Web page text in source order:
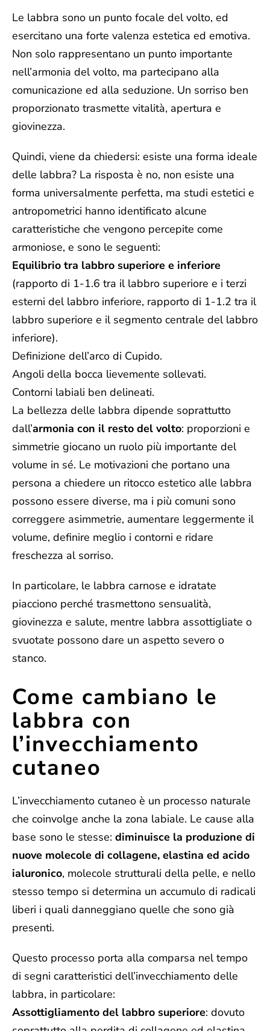
Le labbra sono un punto focale del volto, ed
esercitano una forte valenza estetica ed emotiva.
Non solo rappresentano un punto importante
nell’armonia del volto, ma partecipano alla
comunicazione ed alla seduzione. Un sorriso ben
proporzionato trasmette vitalità, apertura e
giovinezza.
Quindi, viene da chiedersi: esiste una forma ideale
delle labbra? La risposta è no, non esiste una
forma universalmente perfetta, ma studi estetici e
antropometrici hanno identificato alcune
caratteristiche che vengono percepite come
armoniose, e sono le seguenti:
Equilibrio tra labbro superiore e inferiore
(rapporto di 1-1.6 tra il labbro superiore e i terzi
esterni del labbro inferiore, rapporto di 1-1.2 tra il
labbro superiore e il segmento centrale del labbro
inferiore).
Definizione dell’arco di Cupido.
Angoli della bocca lievemente sollevati.
Contorni labiali ben delineati.
La bellezza delle labbra dipende soprattutto
dall’armonia con il resto del volto: proporzioni e
simmetrie giocano un ruolo più importante del
volume in sé. Le motivazioni che portano una
persona a chiedere un ritocco estetico alle labbra
possono essere diverse, ma i più comuni sono
correggere asimmetrie, aumentare leggermente il
volume, definire meglio i contorni e ridare
freschezza al sorriso.
In particolare, le labbra carnose e idratate
piacciono perché trasmettono sensualità,
giovinezza e salute, mentre labbra assottigliate o
svuotate possono dare un aspetto severo o
stanco.
Come cambiano le
labbra con
l’invecchiamento
cutaneo
L’invecchiamento cutaneo è un processo naturale
che coinvolge anche la zona labiale. Le cause alla
base sono le stesse: diminuisce la produzione di
nuove molecole di collagene, elastina ed acido
ialuronico, molecole strutturali della pelle, e nello
stesso tempo si determina un accumulo di radicali
liberi i quali danneggiano quelle che sono già
presenti.
Questo processo porta alla comparsa nel tempo
di segni caratteristici dell’invecchiamento delle
labbra, in particolare:
Assottigliamento del labbro superiore: dovuto